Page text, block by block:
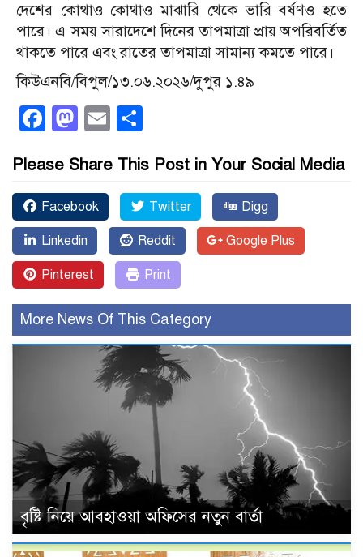
দেশের কোথাও কোথাও মাঝারি থেকে ভারি বর্ষণও হতে
পারে। এ সময় সারাদেশে দিনের তাপমাত্রা প্রায় অপরিবর্তিত
থাকতে পারে এবং রাতের তাপমাত্রা সামান্য কমতে পারে।
কিউএনবি/বিপুল/১৩.০৬.২০২৬/দুপুর ১.৪৯
Facebook
Mastodon
Email
Please Share This Post in Your Social Media
Facebook Twitter Digg
Linkedin Reddit Google Plus
Pinterest Print
More News Of This Category
বৃষ্টি নিয়ে আবহাওয়া অফিসের নতুন বার্তা